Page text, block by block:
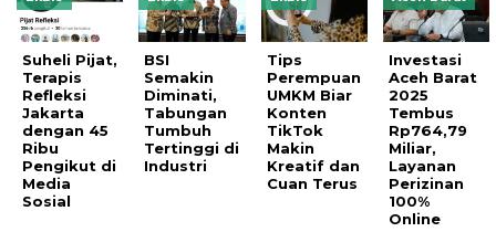
Suheli Pijat,
Terapis
Refleksi
Jakarta
dengan 45
Ribu
Pengikut di
Media
Sosial
BSI
Semakin
Diminati,
Tabungan
Tumbuh
Tertinggi di
Industri
Tips
Perempuan
UMKM Biar
Konten
TikTok
Makin
Kreatif dan
Cuan Terus
Investasi
Aceh Barat
2025
Tembus
Rp764,79
Miliar,
Layanan
Perizinan
100%
Online